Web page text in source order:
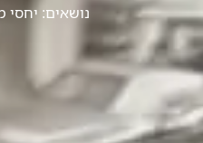
נושאים: יחסי